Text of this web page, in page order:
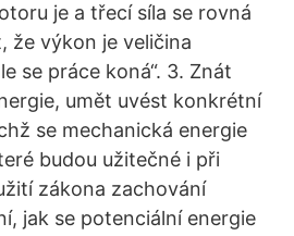
je a třecí síla se rovná
že výkon je veličina
se práce koná“. 3. Znát
umět uvést konkrétní
se mechanická energie
budou užitečné i při
zákona zachování
jak se potenciální energie